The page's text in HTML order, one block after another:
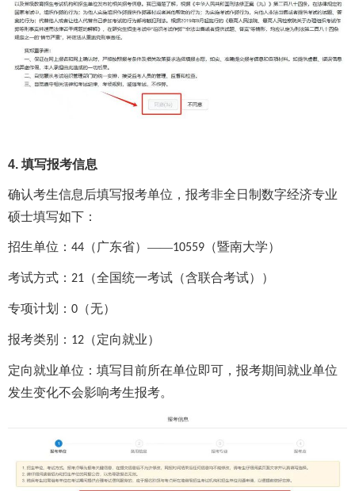
4. 填写报考信息
确认考生信息后填写报考单位，报考非全日制数字经济专业
硕士填写如下：
招生单位： 44 （广东省）——10559 （暨南大学）
考试方式： 21 （全国统一考试（含联合考试））
专项计划： 0 （无）
报考类别： 12 （定向就业）
定向就业单位：填写目前所在单位即可，报考期间就业单位
发生变化不会影响考生报考。